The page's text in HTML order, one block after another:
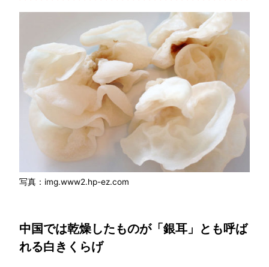
写真：img.www2.hp-ez.com
中国では乾燥したものが「銀耳」とも呼ば
れる白きくらげ